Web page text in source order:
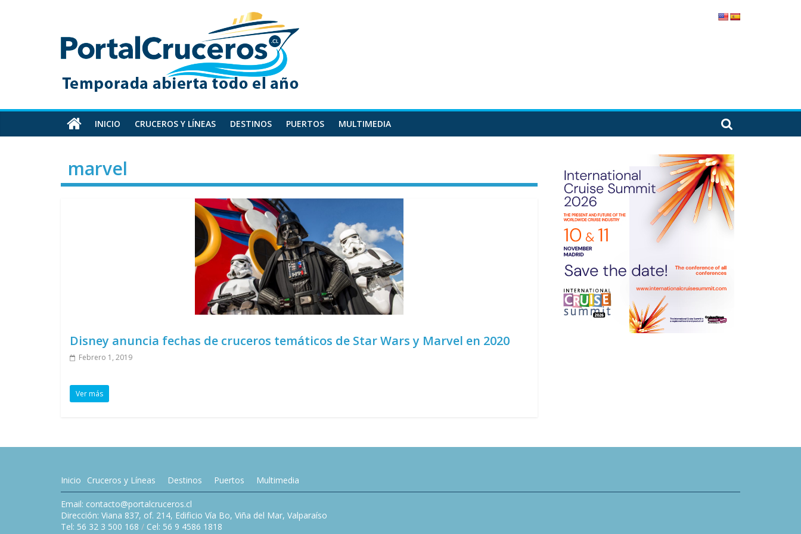
PortalCruceros
Toda
información
cruceros
en
un
sitio
INICIO CRUCEROS Y LÍNEAS DESTINOS PUERTOS MULTIMEDIA
marvel
Disney anuncia fechas de cruceros temáticos de Star Wars y Marvel en 2020
Febrero 1, 2019
Ver más
Inicio Cruceros y Líneas Destinos Puertos Multimedia
Email: contacto@portalcruceros.cl
Dirección: Viana 837, of. 214, Edificio Vía Bo, Viña del Mar, Valparaíso
Tel: 56 32 3 500 168 / Cel: 56 9 4586 1818